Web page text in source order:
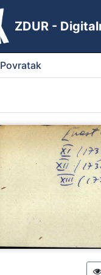
ZDUR -
Povratak